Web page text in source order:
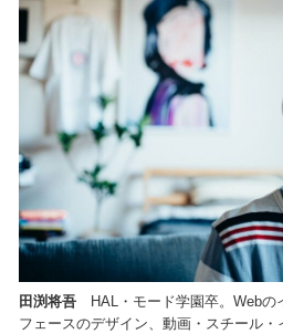
田渕将吾HAL・モード学園卒。Webの
フェースのデザイン、動画・スチール